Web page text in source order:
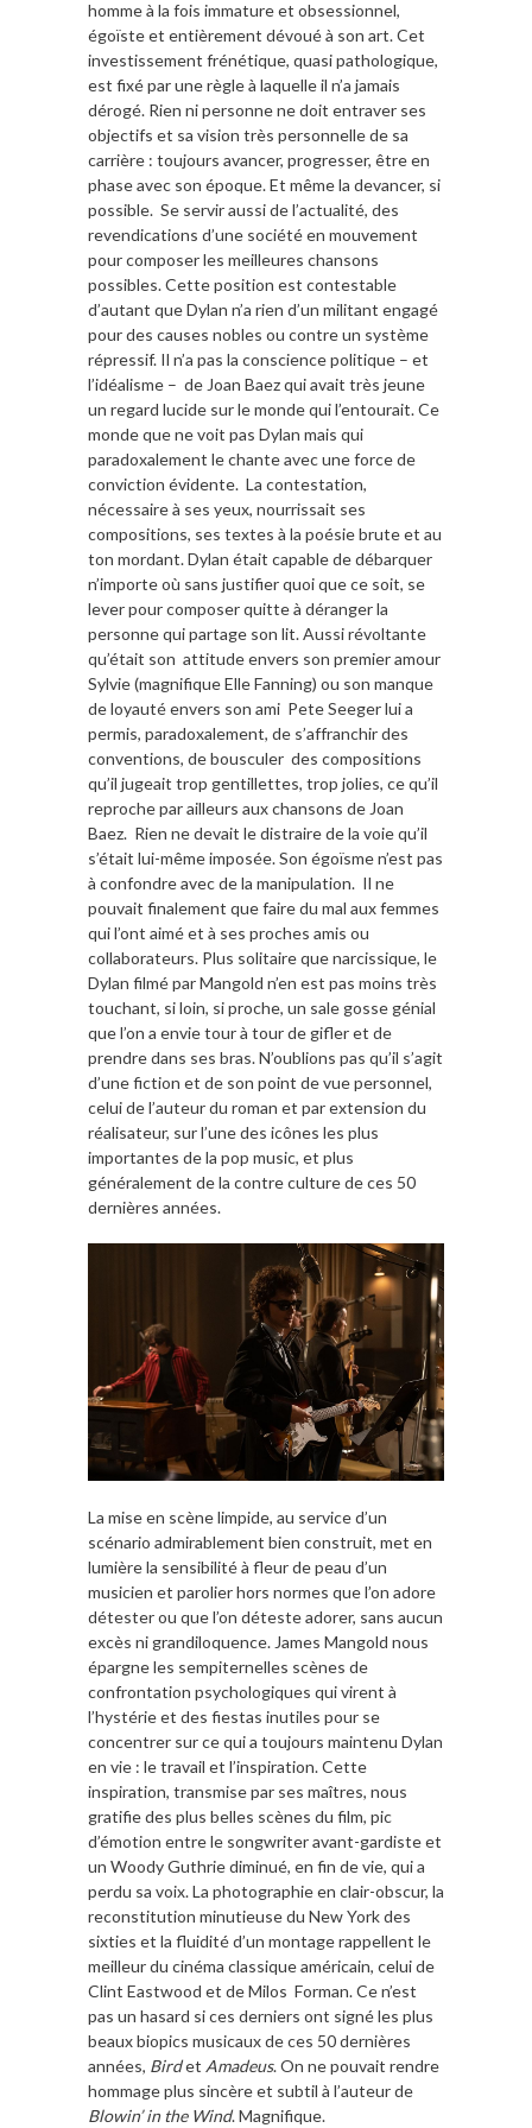
homme à la fois immature et obsessionnel,
égoïste et entièrement dévoué à son art. Cet
investissement frénétique, quasi pathologique,
est fixé par une règle à laquelle il n’a jamais
dérogé. Rien ni personne ne doit entraver ses
objectifs et sa vision très personnelle de sa
carrière : toujours avancer, progresser, être en
phase avec son époque. Et même la devancer, si
possible. Se servir aussi de l’actualité, des
revendications d’une société en mouvement
pour composer les meilleures chansons
possibles. Cette position est contestable
d’autant que Dylan n’a rien d’un militant engagé
pour des causes nobles ou contre un système
répressif. Il n’a pas la conscience politique – et
l’idéalisme – de Joan Baez qui avait très jeune
un regard lucide sur le monde qui l’entourait. Ce
monde que ne voit pas Dylan mais qui
paradoxalement le chante avec une force de
conviction évidente. La contestation,
nécessaire à ses yeux, nourrissait ses
compositions, ses textes à la poésie brute et au
ton mordant. Dylan était capable de débarquer
n’importe où sans justifier quoi que ce soit, se
lever pour composer quitte à déranger la
personne qui partage son lit. Aussi révoltante
qu’était son attitude envers son premier amour
Sylvie (magnifique Elle Fanning) ou son manque
de loyauté envers son ami Pete Seeger lui a
permis, paradoxalement, de s’affranchir des
conventions, de bousculer des compositions
qu’il jugeait trop gentillettes, trop jolies, ce qu’il
reproche par ailleurs aux chansons de Joan
Baez. Rien ne devait le distraire de la voie qu’il
s’était lui-même imposée. Son égoïsme n’est pas
à confondre avec de la manipulation. Il ne
pouvait finalement que faire du mal aux femmes
qui l’ont aimé et à ses proches amis ou
collaborateurs. Plus solitaire que narcissique, le
Dylan filmé par Mangold n’en est pas moins très
touchant, si loin, si proche, un sale gosse génial
que l’on a envie tour à tour de gifler et de
prendre dans ses bras. N’oublions pas qu’il s’agit
d’une fiction et de son point de vue personnel,
celui de l’auteur du roman et par extension du
réalisateur, sur l’une des icônes les plus
importantes de la pop music, et plus
généralement de la contre culture de ces 50
dernières années.
La mise en scène limpide, au service d’un
scénario admirablement bien construit, met en
lumière la sensibilité à fleur de peau d’un
musicien et parolier hors normes que l’on adore
détester ou que l’on déteste adorer, sans aucun
excès ni grandiloquence. James Mangold nous
épargne les sempiternelles scènes de
confrontation psychologiques qui virent à
l’hystérie et des fiestas inutiles pour se
concentrer sur ce qui a toujours maintenu Dylan
en vie : le travail et l’inspiration. Cette
inspiration, transmise par ses maîtres, nous
gratifie des plus belles scènes du film, pic
d’émotion entre le songwriter avant-gardiste et
un Woody Guthrie diminué, en fin de vie, qui a
perdu sa voix. La photographie en clair-obscur, la
reconstitution minutieuse du New York des
sixties et la fluidité d’un montage rappellent le
meilleur du cinéma classique américain, celui de
Clint Eastwood et de Milos Forman. Ce n’est
pas un hasard si ces derniers ont signé les plus
beaux biopics musicaux de ces 50 dernières
années, Birdet Amadeus. On ne pouvait rendre
hommage plus sincère et subtil à l’auteur de
Blowin’ in the Wind. Magnifique.